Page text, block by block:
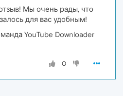
Мы очень рады, что
для вас удобным!
YouTube Downloader
0